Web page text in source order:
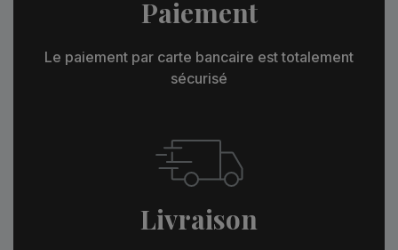
Paiement
Le paiement par carte bancaire est totalement
sécurisé
Livraison